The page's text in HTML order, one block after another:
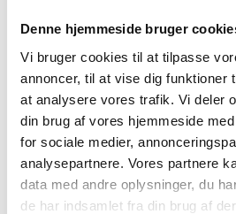
Denne hjemmeside bruger
Vi bruger cookies til at tilpasse
annoncer, til at vise dig funktioner
at analysere vores trafik. Vi deler
din brug af vores hjemmeside
for sociale medier,
analysepartnere. Vores partnere
data med andre oplysninger, du
de har indsamlet fra din brug af
mistanke om og konstateret
Udenrigsministeriet offentliggør
Rigsrevisionen har adgang til.
Hvad er korruption?
Korruption tager